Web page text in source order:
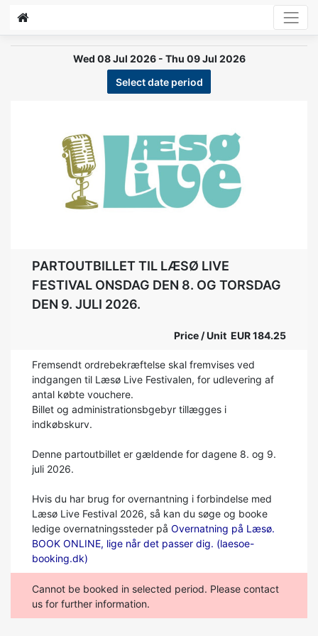
Wed 08 Jul 2026 - Thu 09 Jul 2026
Select date period
Previous
PARTOUTBILLET TIL LÆSØ LIVE
FESTIVAL ONSDAG DEN 8. OG TORSDAG
DEN 9. JULI 2026.
Price / Unit EUR 184.25
Fremsendt ordrebekræftelse skal fremvises ved
indgangen til Læsø Live Festivalen, for udlevering af
antal købte vouchere.
Billet og administrationsbgebyr tillægges i
indkøbskurv.
Denne partoutbillet er gældende for dagene 8. og 9.
juli 2026.
Hvis du har brug for overnantning i forbindelse med
Læsø Live Festival 2026, så kan du søge og booke
ledige overnatningssteder på Overnatning på Læsø.
BOOK ONLINE, lige når det passer dig. (laesoe-
booking.dk)
Cannot be booked in selected period. Please contact
us for further information.